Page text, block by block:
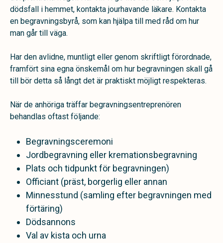
dödsfall i hemmet, kontakta jourhavande läkare. Kontakta
en begravningsbyrå, som kan hjälpa till med råd om hur
man går till väga.
Har den avlidne, muntligt eller genom skriftligt förordnade,
framfört sina egna önskemål om hur begravningen skall gå
till bör detta så långt det är praktiskt möjligt respekteras.
När de anhöriga träffar begravningsentreprenören
behandlas oftast följande:
Begravningsceremoni
Jordbegravning eller kremationsbegravning
Plats och tidpunkt för begravningen)
Officiant (präst, borgerlig eller annan
Minnesstund (samling efter begravningen med
förtäring)
Dödsannons
Val av kista och urna